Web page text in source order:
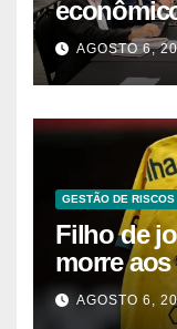
à decisão
Brasil
AGOSTO 6,
GESTÃO DE
Filho de
morre
AGOSTO 6,